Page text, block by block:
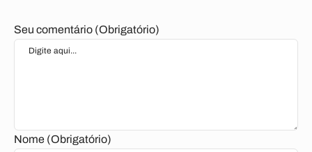
Seu comentário (Obrigatório)
Nome (Obrigatório)